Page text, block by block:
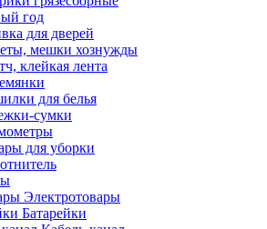
год
для дверей
мешки хознужды
клейкая лента
для белья
сумки
для уборки
Электротовары
Батарейки